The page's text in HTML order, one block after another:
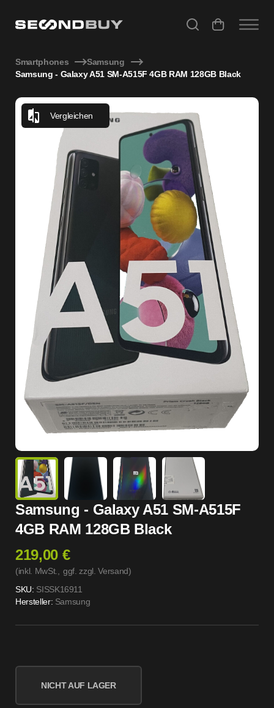
Smartphones
Samsung
Samsung - Galaxy A51 SM-A515F 4GB RAM 128GB Black
Vergleichen
Samsung - Galaxy A51 SM-A515F
4GB RAM 128GB Black
219,00 €
(inkl. MwSt., ggf. zzgl. Versand)
SKU: SISSK16911
Hersteller: Samsung
NICHT AUF LAGER